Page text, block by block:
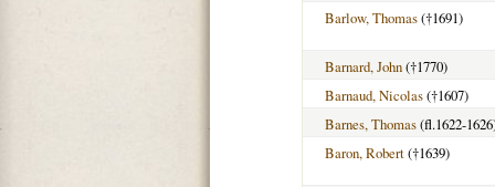
Barlow, Thomas(†1691)
Barnard, John(†1770)
Barnaud, Nicolas(†1607)
Barnes, Thomas(fl.1622-
Baron, Robert(†1639)